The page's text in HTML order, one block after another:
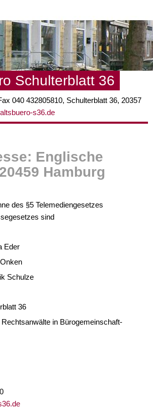
Schulterblatt 36
040 432805810, Schulterblatt 36, 20357
s36.de
Englische
Hamburg
des §5 Telemediengesetzes
sind
Eder
Schulze
36
in Bürogemeinschaft-